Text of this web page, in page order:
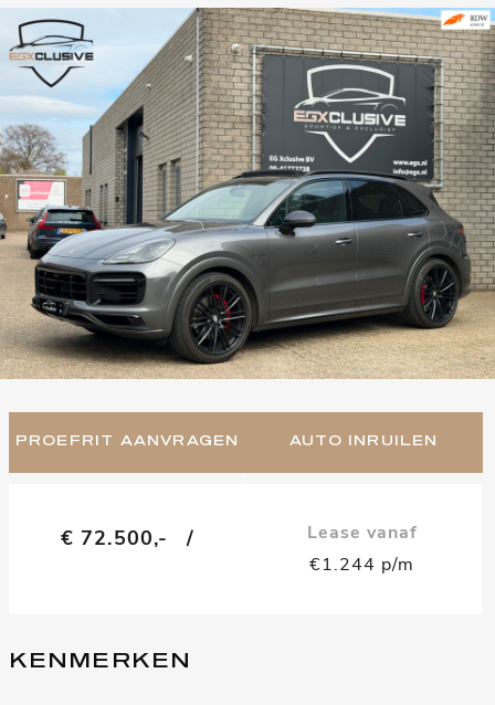
PROEFRIT AANVRAGEN AUTO INRUILEN
€ 72.500,- /
Lease vanaf
€1.244 p/m
KENMERKEN